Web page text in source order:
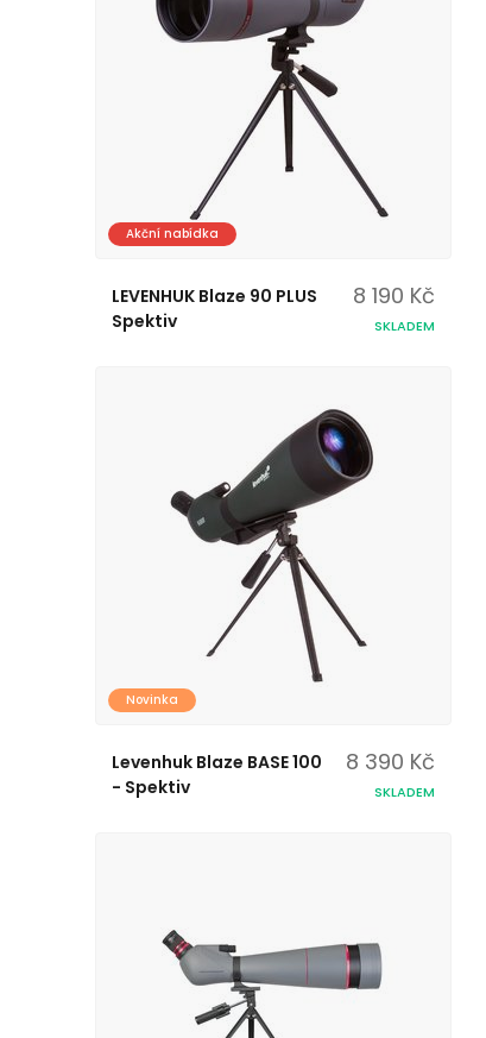
Akční nabídka
LEVENHUK Blaze 90 PLUS
Spektiv
8 190 Kč
SKLADEM
Novinka
Levenhuk Blaze BASE 100
- Spektiv
8 390 Kč
SKLADEM